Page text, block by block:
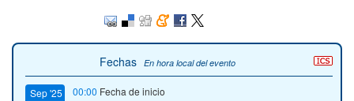
Fechas En hora local del evento
Sep '25 00:00 Fecha de inicio